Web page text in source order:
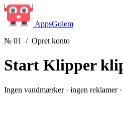
AppsGolem
№ 01
/ Opret konto
Start Klipper
Ingen vandmærker · ingen reklamer